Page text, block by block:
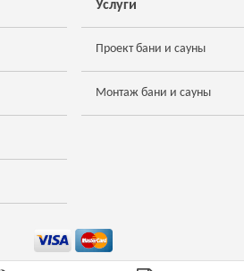
Услуги
Проект бани и сауны
Монтаж бани и сауны